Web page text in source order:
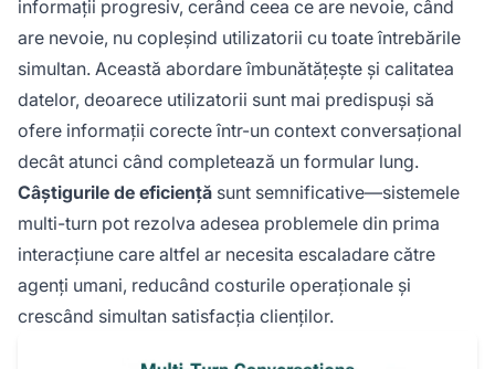
informații progresiv, cerând ceea ce are nevoie, când
are nevoie, nu copleșind utilizatorii cu toate întrebările
simultan. Această abordare îmbunătățește și calitatea
datelor, deoarece utilizatorii sunt mai predispuși să
ofere informații corecte într-un context conversațional
decât atunci când completează un formular lung.
Câștigurile de eficiență sunt semnificative—sistemele
multi-turn pot rezolva adesea problemele din prima
interacțiune care altfel ar necesita escaladare către
agenți umani, reducând costurile operaționale și
crescând simultan satisfacția clienților.